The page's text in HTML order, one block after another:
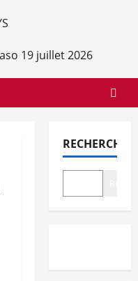
RECHERCHER